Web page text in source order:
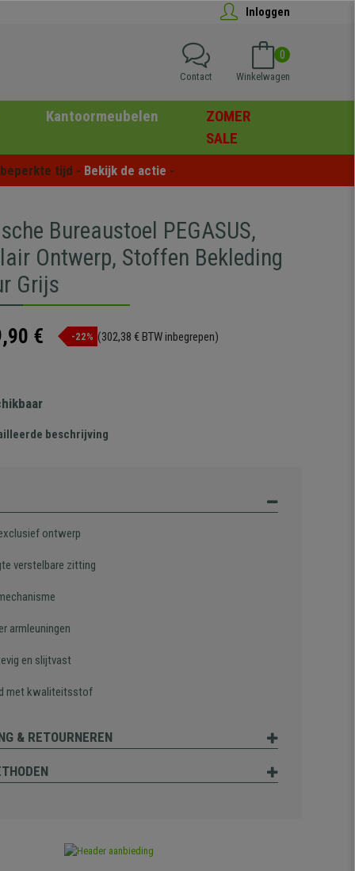
Inloggen
0
Winkelwagen
Contact
Kantoormeubelen
ZOMER
SALE
tijd - Bekijk de actie -
Bureaustoel PEGASUS,
Ontwerp, Stoffen Bekleding
Grijs
€ -22% (302,38 € BTW inbegrepen)
beschrijving
ontwerp
verstelbare zitting
armleuningen
en slijtvast
met kwaliteitsstof
& RETOURNEREN